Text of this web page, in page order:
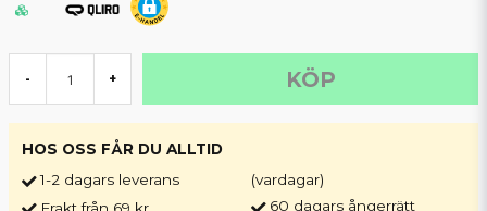
- + KÖP
HOS OSS FÅR DU ALLTID
1-2 dagars leverans
Frakt från 69 kr
(vardagar)
60 dagars ångerrätt